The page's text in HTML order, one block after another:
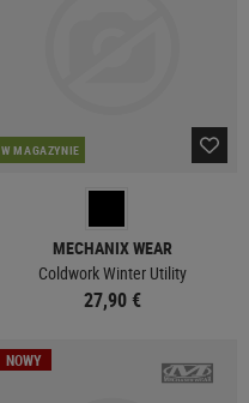
W MAGAZYNIE
MECHANIX WEAR
Coldwork Winter Utility
27,90 €
NOWY